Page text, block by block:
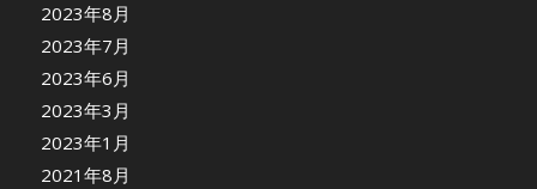
2023年8月
2023年7月
2023年6月
2023年3月
2023年1月
2021年8月